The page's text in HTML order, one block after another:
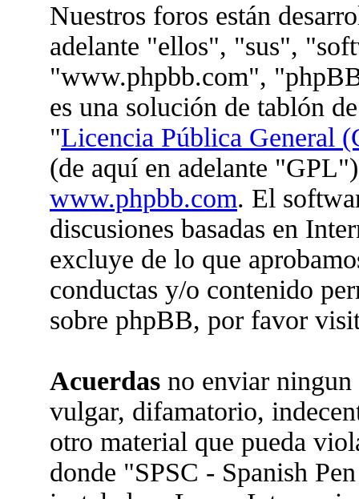
Nuestros foros están
adelante "ellos", "sus",
"www.phpbb.com",
es una solución de tablón
"Licencia Pública General
(de aquí en adelante
www.phpbb.com. El
discusiones basadas en
excluye de lo que
conductas y/o contenido
sobre phpBB, por favor
Acuerdas no enviar ningun
vulgar, difamatorio,
otro material que pueda
donde "SPSC - Spanish